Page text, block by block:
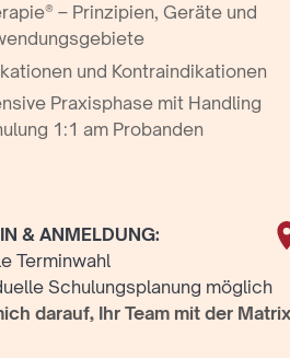
– Prinzipien, Geräte und
und Kontraindikationen
Praxisphase mit Handling
1:1 am Probanden
& ANMELDUNG:
Terminwahl
Schulungsplanung möglich
darauf, Ihr Team mit der